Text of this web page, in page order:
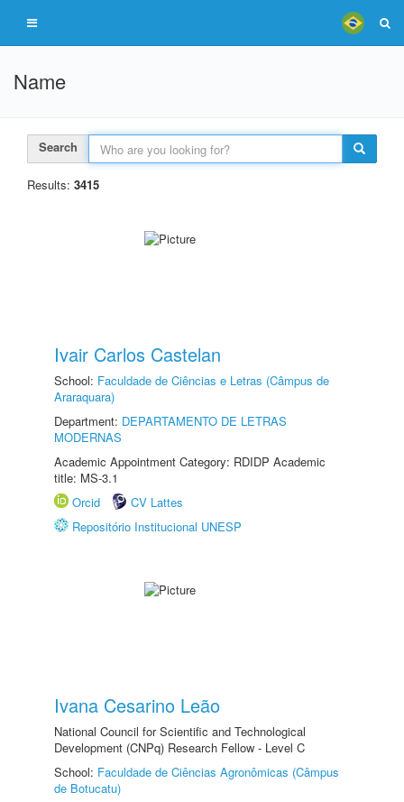
Name
Search
Results: 3415
Ivair Carlos Castelan
School: Faculdade de Ciências e Letras (Câmpus de
Araraquara)
Department: DEPARTAMENTO DE LETRAS
MODERNAS
Academic Appointment Category: RDIDP Academic
title: MS-3.1
Orcid
CV Lattes
Repositório Institucional UNESP
Ivana Cesarino Leão
National Council for Scientific and Technological
Development (CNPq) Research Fellow - Level C
School: Faculdade de Ciências Agronômicas (Câmpus
de Botucatu)